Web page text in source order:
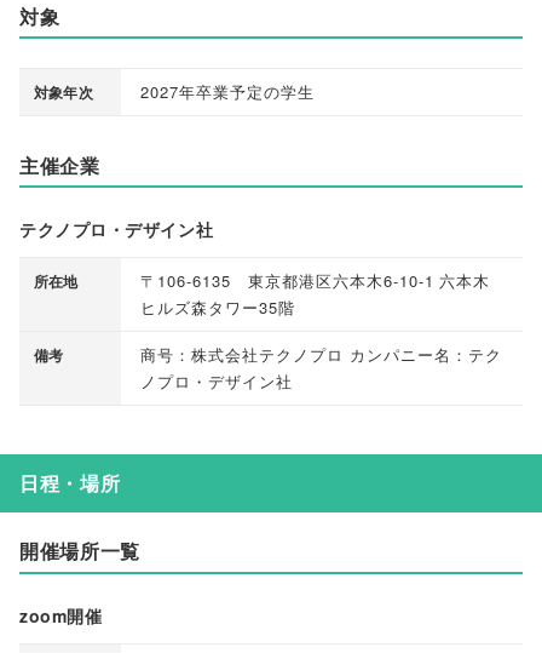
対象
対象年次 2027年卒業予定の学生
主催企業
テクノプロ・デザイン社
所在地
〒106-6135 東京都港区六本木6-10-1 六本木
ヒルズ森タワー35階
備考
商号：株式会社テクノプロ カンパニー名：テク
ノプロ・デザイン社
日程・場所
開催場所一覧
zoom開催